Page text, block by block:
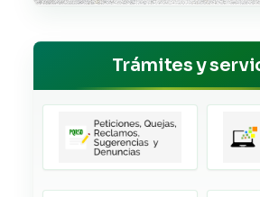
Trámites y